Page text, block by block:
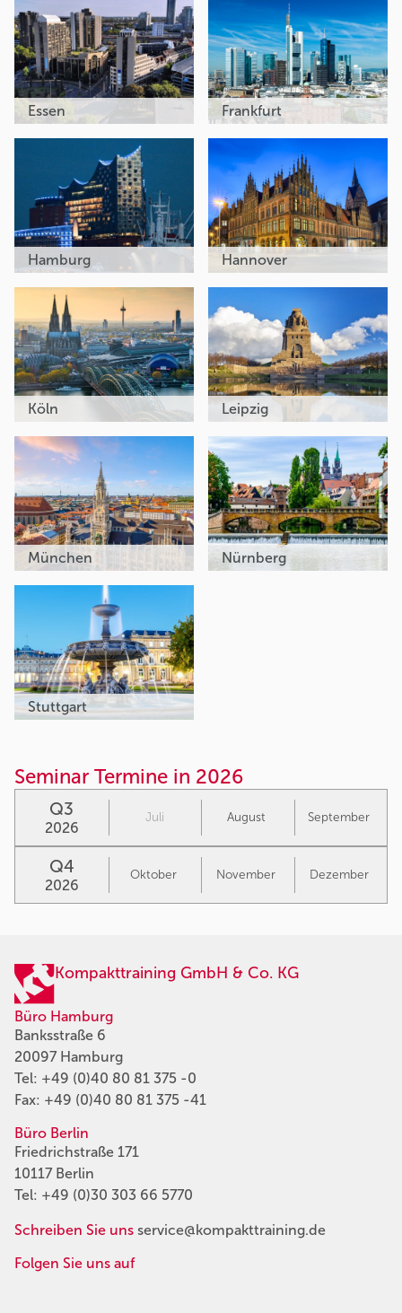
Essen Frankfurt
Hamburg Hannover
Köln Leipzig
München Nürnberg
Stuttgart
Seminar Termine in 2026
Q3
2026
Juli August September
Q4
2026
Oktober November Dezember
Kompakttraining GmbH & Co. KG
Büro Hamburg
Banksstraße 6
20097 Hamburg
Tel: +49 (0)40 80 81 375 -0
Fax: +49 (0)40 80 81 375 -41
Büro Berlin
Friedrichstraße 171
10117 Berlin
Tel: +49 (0)30 303 66 5770
Schreiben Sie uns service@kompakttraining.de
Folgen Sie uns auf